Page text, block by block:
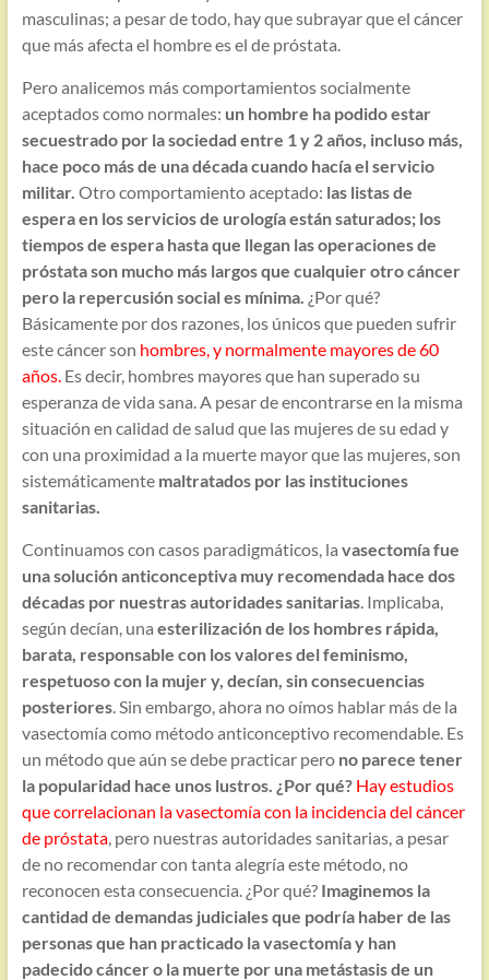
masculinas; a pesar de todo, hay que subrayar que el cáncer
que más afecta el hombre es el de próstata.
Pero analicemos más comportamientos socialmente
aceptados como normales: un hombre ha podido estar
secuestrado por la sociedad entre 1 y 2 años, incluso más,
hace poco más de una década cuando hacía el servicio
militar. Otro comportamiento aceptado: las listas de
espera en los servicios de urología están saturados; los
tiempos de espera hasta que llegan las operaciones de
próstata son mucho más largos que cualquier otro cáncer
pero la repercusión social es mínima. ¿Por qué?
Básicamente por dos razones, los únicos que pueden sufrir
este cáncer son hombres, y normalmente mayores de 60
años.Es decir, hombres mayores que han superado su
esperanza de vida sana. A pesar de encontrarse en la misma
situación en calidad de salud que las mujeres de su edad y
con una proximidad a la muerte mayor que las mujeres, son
sistemáticamente maltratados por las instituciones
sanitarias.
Continuamos con casos paradigmáticos, la vasectomía fue
una solución anticonceptiva muy recomendada hace dos
décadas por nuestras autoridades sanitarias. Implicaba,
según decían, una esterilización de los hombres rápida,
barata, responsable con los valores del feminismo,
respetuoso con la mujer y, decían, sin consecuencias
posteriores. Sin embargo, ahora no oímos hablar más de la
vasectomía como método anticonceptivo recomendable. Es
un método que aún se debe practicar pero no parece tener
la popularidad hace unos lustros. ¿Por qué? Hay estudios
que correlacionan la vasectomía con la incidencia del cáncer
de próstata, pero nuestras autoridades sanitarias, a pesar
de no recomendar con tanta alegría este método, no
reconocen esta consecuencia. ¿Por qué?Imaginemos la
cantidad de demandas judiciales que podría haber de las
personas que han practicado la vasectomía y han
padecido cáncer o la muerte por una metástasis de un